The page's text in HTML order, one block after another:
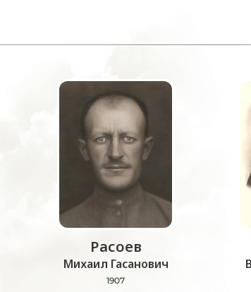
Расоев
Михаил Гасанович
1907